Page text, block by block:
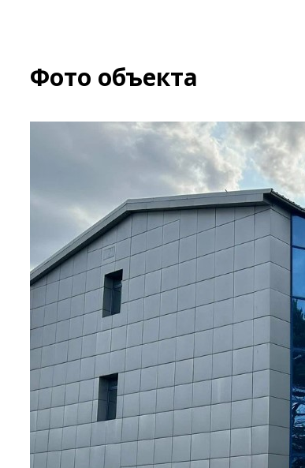
Фото объекта